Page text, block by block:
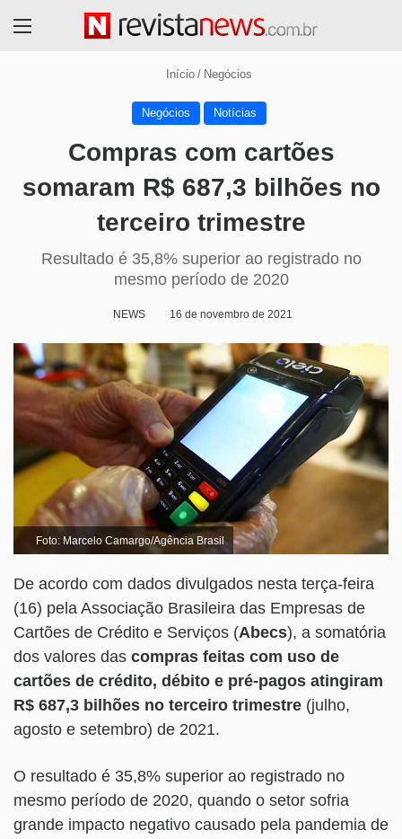
Início / Negócios
Negócios Notícias
Compras com cartões
somaram R$ 687,3 bilhões no
terceiro trimestre
Resultado é 35,8% superior ao registrado no
mesmo período de 2020
NEWS 16 de novembro de 2021
Foto: Marcelo Camargo/Agência Brasil
De acordo com dados divulgados nesta terça-feira
(16) pela Associação Brasileira das Empresas de
Cartões de Crédito e Serviços (Abecs), a somatória
dos valores das compras feitas com uso de
cartões de crédito, débito e pré-pagos atingiram
R$ 687,3 bilhões no terceiro trimestre (julho,
agosto e setembro) de 2021.
O resultado é 35,8% superior ao registrado no
mesmo período de 2020, quando o setor sofria
grande impacto negativo causado pela pandemia de